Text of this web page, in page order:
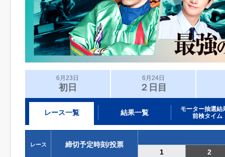
6月23日
初日
6月24日
２日目
レース一覧 結果一覧
モーター抽選結
前検タイム
レース
締切予定時刻/投票
1
2